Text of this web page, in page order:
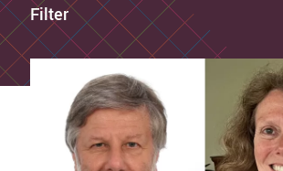
Filter
Primair en voortgezet onderwijs
Middelbaar beroepsonderwijs
Hoger onderwijs
Volwasseneneducatie